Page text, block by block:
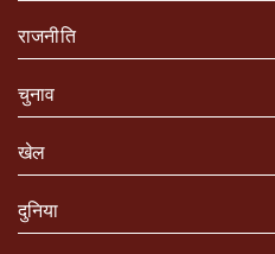
राजनीति
चुनाव
खेल
दुनिया